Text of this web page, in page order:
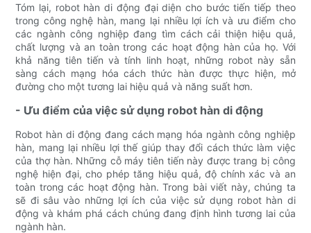
Tóm lại, robot hàn di động đại diện cho bước tiến tiếp theo
trong công nghệ hàn, mang lại nhiều lợi ích và ưu điểm cho
các ngành công nghiệp đang tìm cách cải thiện hiệu quả,
chất lượng và an toàn trong các hoạt động hàn của họ. Với
khả năng tiên tiến và tính linh hoạt, những robot này sẵn
sàng cách mạng hóa cách thức hàn được thực hiện, mở
đường cho một tương lai hiệu quả và năng suất hơn.
- Ưu điểm của việc sử dụng robot hàn di động
Robot hàn di động đang cách mạng hóa ngành công nghiệp
hàn, mang lại nhiều lợi thế giúp thay đổi cách thức làm việc
của thợ hàn. Những cỗ máy tiên tiến này được trang bị công
nghệ hiện đại, cho phép tăng hiệu quả, độ chính xác và an
toàn trong các hoạt động hàn. Trong bài viết này, chúng ta
sẽ đi sâu vào những lợi ích của việc sử dụng robot hàn di
động và khám phá cách chúng đang định hình tương lai của
ngành hàn.